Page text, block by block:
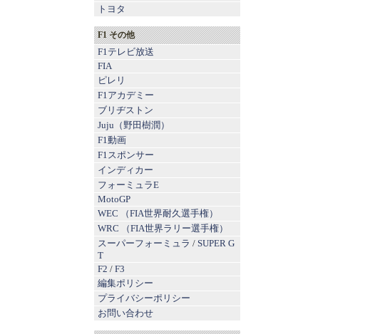
トヨタ
F1 その他
F1テレビ放送
FIA
ピレリ
F1アカデミー
ブリヂストン
Juju（野田樹潤）
F1動画
F1スポンサー
インディカー
フォーミュラE
MotoGP
WEC （FIA世界耐久選手権）
WRC （FIA世界ラリー選手権）
スーパーフォーミュラ / SUPER G
T
F2 / F3
編集ポリシー
プライバシーポリシー
お問い合わせ